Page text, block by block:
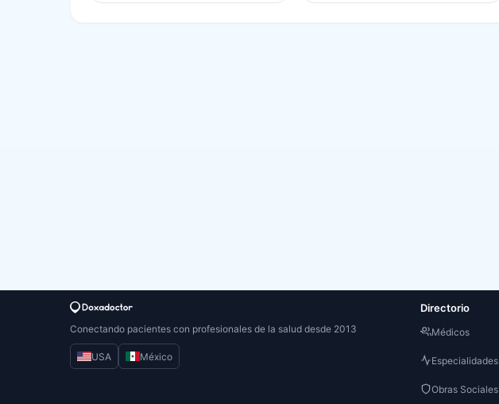
Conectando pacientes con profesionales de la salud desde 2013
USA México
Directorio
Médicos
Especialidades
Obras Sociales